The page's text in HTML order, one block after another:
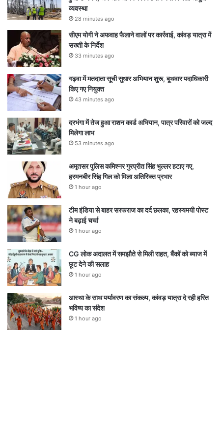
व्यवस्था
28 minutes ago
सीएम योगी ने अफवाह फैलाने वालों पर कार्रवाई, कांवड़ यात्रा में
सख्ती के निर्देश
33 minutes ago
गढ़वा में मतदाता सूची सुधार अभियान शुरू, बूथवार पदाधिकारी
किए गए नियुक्त
43 minutes ago
दरभंगा में तेज हुआ राशन कार्ड अभियान, पात्र परिवारों को जल्द
मिलेगा लाभ
53 minutes ago
अमृतसर पुलिस कमिश्नर गुरप्रीत सिंह भुल्लर हटाए गए,
हरमनबीर सिंह गिल को मिला अतिरिक्त प्रभार
1 hour ago
टीम इंडिया से बाहर सरफराज का दर्द छलका, रहस्यमयी पोस्ट
ने बढ़ाई चर्चा
1 hour ago
CG लोक अदालत में समझौते से मिली राहत, बैंकों को ब्याज में
छूट देने की सलाह
1 hour ago
आस्था के साथ पर्यावरण का संकल्प, कांवड़ यात्रा दे रही हरित
भविष्य का संदेश
1 hour ago